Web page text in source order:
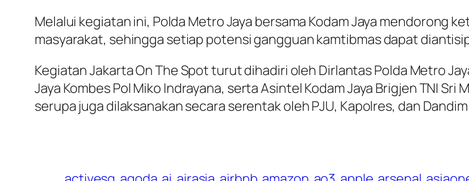
Melalui kegiatan ini, Polda Metro Jaya bersama Kodam Jaya mendorong
masyarakat, sehingga setiap potensi gangguan kamtibmas dapat
Kegiatan Jakarta On The Spot turut dihadiri oleh Dirlantas Polda Metro
Jaya Kombes Pol Miko Indrayana, serta Asintel Kodam Jaya Brigjen TNI
serupa juga dilaksanakan secara serentak oleh PJU, Kapolres, dan